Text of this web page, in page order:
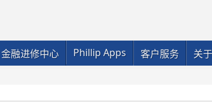
金融进修中心 Phillip Apps 客户服务 关